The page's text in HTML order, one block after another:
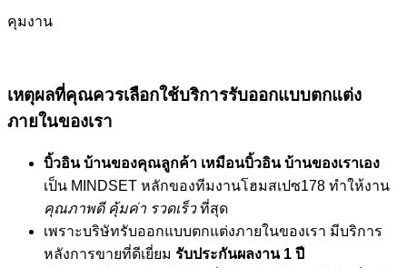
คุมงาน
เหตุผลที่คุณควรเลือกใช้บริการรับออกแบบตกแต่ง
ภายในของเรา
บิ้วอิน บ้านของคุณลูกค้า เหมือนบิ้วอิน บ้านของเราเอง
เป็น MINDSET หลักของทีมงานโฮมสเปซ178 ทำให้งาน
คุณภาพดี คุ้มค่า รวดเร็วที่สุด
เพราะบริษัทรับออกแบบตกแต่งภายในของเรา มีบริการ
หลังการขายที่ดีเยี่ยม รับประกันผลงาน 1 ปี